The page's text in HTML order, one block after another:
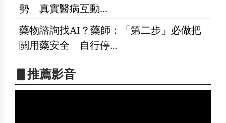
勢 真實醫病互動...
藥物諮詢找AI？藥師：「第二步」必做把
關用藥安全 自行停...
▋推薦影音